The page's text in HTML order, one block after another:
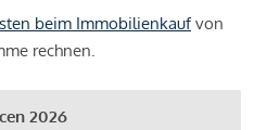
beim Immobilienkaufvon
rechnen.
2026